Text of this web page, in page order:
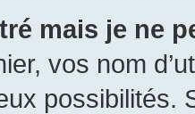
mais je ne
vos nom
possibilités.